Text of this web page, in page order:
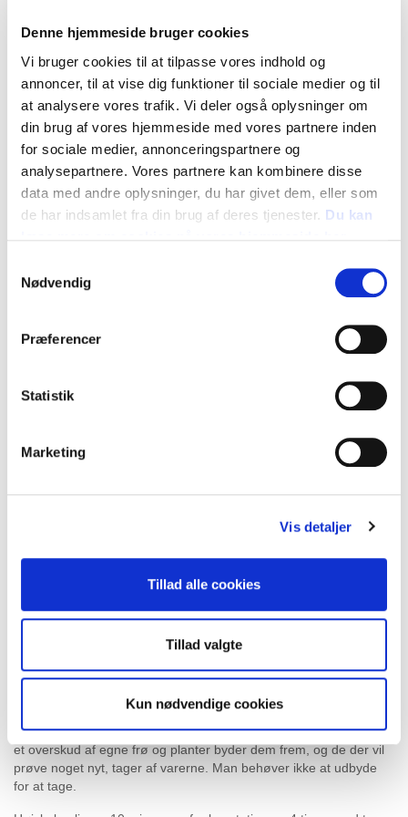
Denne hjemmeside bruger cookies
Vi bruger cookies til at tilpasse vores indhold og
annoncer, til at vise dig funktioner til sociale medier og til
at analysere vores trafik. Vi deler også oplysninger om
din brug af vores hjemmeside med vores partnere inden
for sociale medier, annonceringspartnere og
analysepartnere. Vores partnere kan kombinere disse
data med andre oplysninger, du har givet dem, eller som
de har indsamlet fra din brug af deres tjenester. Du kan
Nødvendig
Præferencer
Statistik
Marketing
Vis detaljer
Tillad alle cookies
Tillad valgte
Kun nødvendige cookies
Haverundvisninger, ture i naturen,
høstens håndværk, mad med bælgfrugter,
'frøbytteorgie' og mere
Vi håber at kunne åbne for tilmelding omkring 8. august. Vi
udsender en e-mail med tilmeldingslinket, så snart alt er klart.
Hold øje indtil da med denne side for flere detaljer.
Her er det foreløbige program
egnshistorie og lokale fællesskaber. Vi får en rundvisning i de
mange haver og biotoper omkring skolen.
og frøsamlernes egne projekter som tema. Blandt disse:
laboratorium og udviklingsværksted.
Bliv bedre til at bruge de kendte bælgfrugter i madplanen,
Tag på en sanketur i den lokale natur - der hvor sæsonens
spiselige planter og svampe.
lupiner, hestebønner og forskellige typer af gråærter. Lær
Tag på en vandretur i Draved skov, der er så tæt som vi
kommer på en oprindelig dansk urskov, med sin
frøsamlerhaven - høst, tærskning, rensning og opbevaring af frø..
Og lørdag aften er der vores "frøorgie", hvor de der har
et overskud af egne frø og planter byder dem frem, og de der vil
prøve noget nyt, tager af varerne. Man behøver ikke at udbyde
for at tage.